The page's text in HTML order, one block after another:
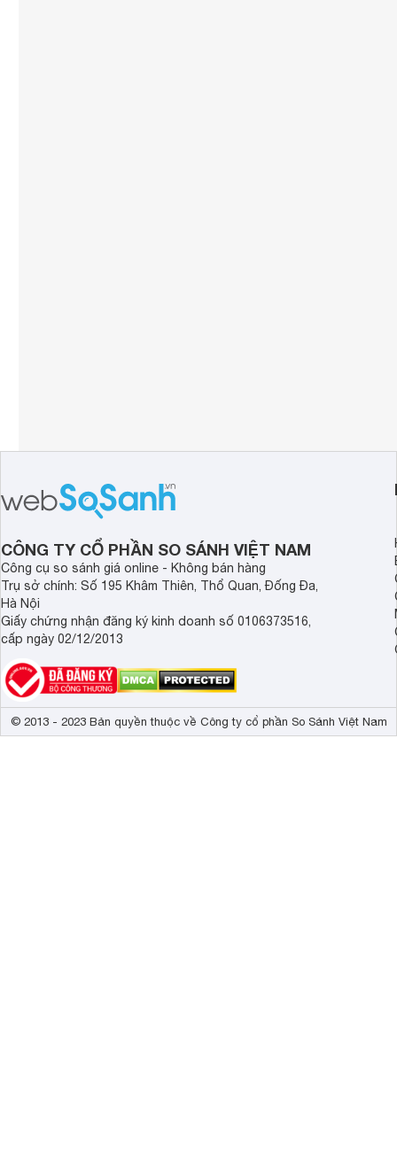
CÔNG TY CỔ PHẦN SO SÁNH VIỆT NAM
Công cụ so sánh giá online - Không bán hàng
Trụ sở chính: Số 195 Khâm Thiên, Thổ Quan, Đống Đa,
Hà Nội
Giấy chứng nhận đăng ký kinh doanh số 0106373516,
cấp ngày 02/12/2013
© 2013 - 2023 Bản quyền thuộc về Công ty cổ phần So Sánh Việt Nam